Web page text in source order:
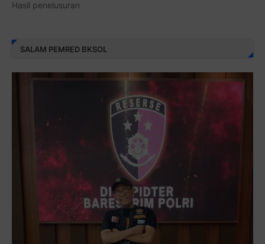
Hasil penelusuran
SALAM PEMRED BKSOL